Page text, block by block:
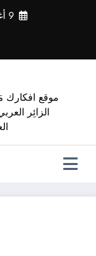
9 أغسطس، 2026
موقع افكارك
الزائِر